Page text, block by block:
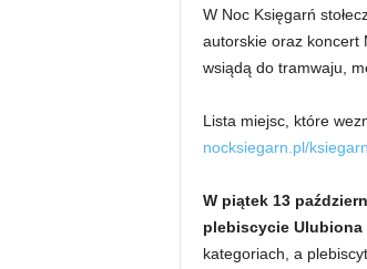
W Noc Księgarń
autorskie oraz koncert
wsiądą do tramwaju,
Lista miejsc, które
nocksiegarn.pl/
W piątek 13
plebiscycie Ulubiona
kategoriach, a